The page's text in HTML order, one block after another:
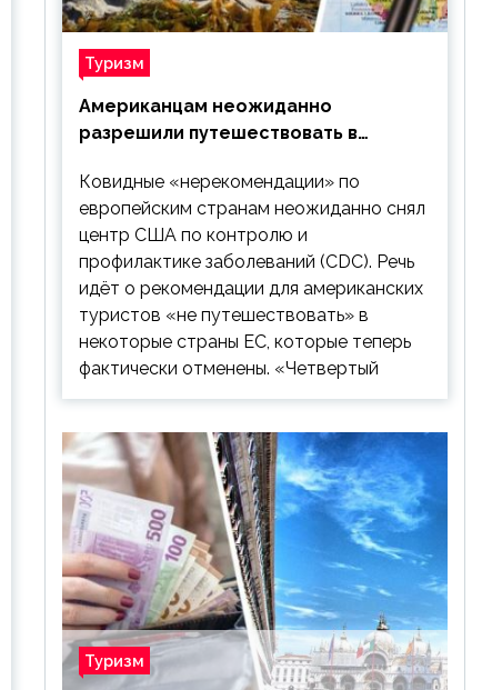
Туризм
Американцам неожиданно
разрешили путешествовать в
Ковидные «нерекомендации» по
европейским странам неожиданно снял
центр США по контролю и
профилактике заболеваний (CDC). Речь
идёт о рекомендации для американских
туристов «не путешествовать» в
некоторые страны ЕС, которые теперь
фактически отменены. «Четвертый
Туризм